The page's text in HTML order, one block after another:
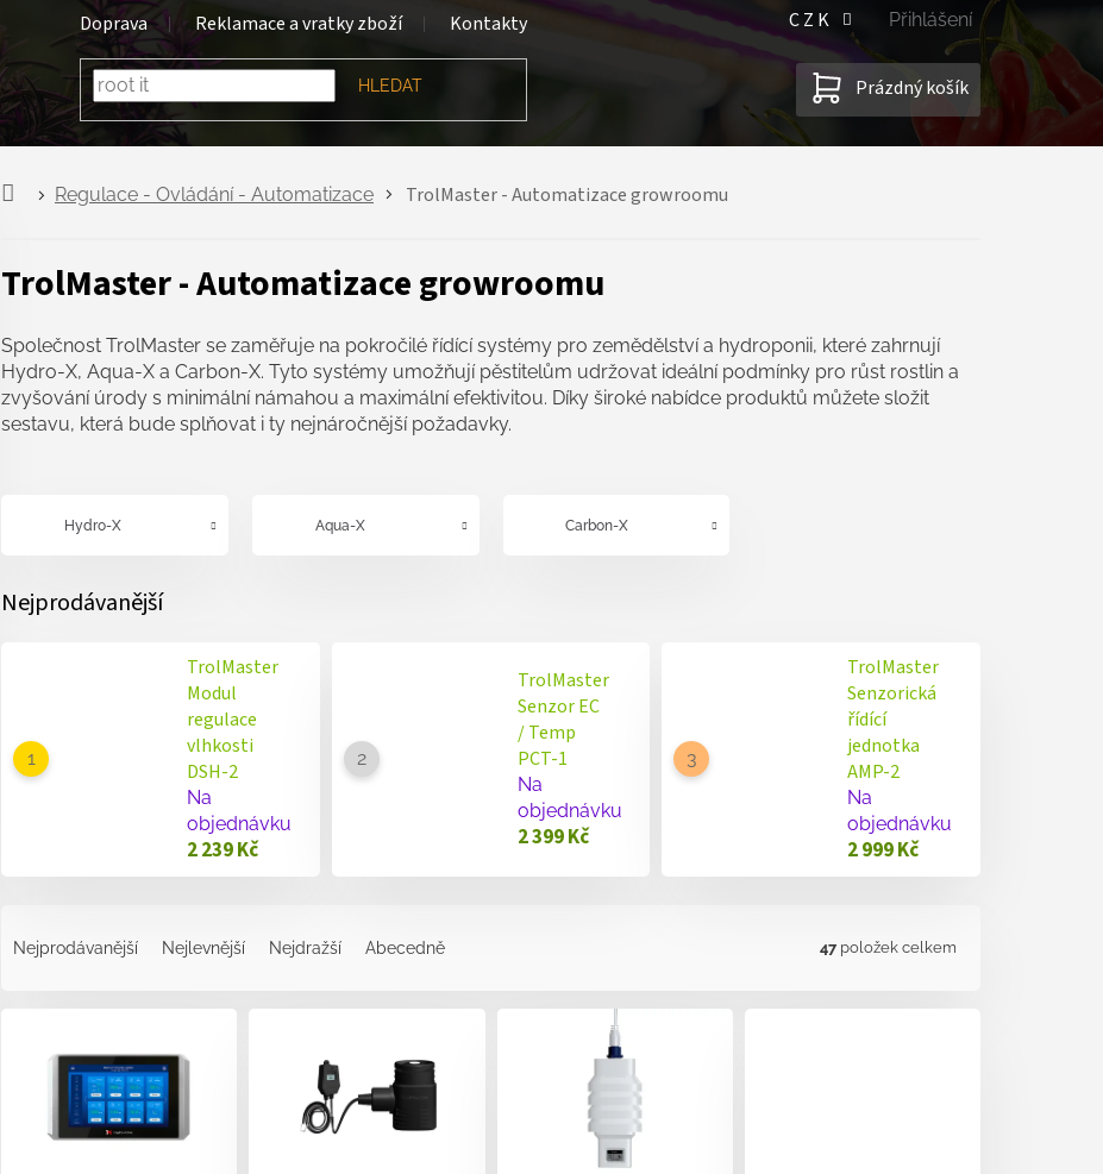
Doprava Reklamace a vratky zboží Kontakty CZK Přihlášení
HLEDAT
NÁKUPNÍ
KOŠÍK
Prázdný košík
Regulace - Ovládání - Automatizace TrolMaster - Automatizace growroomu
TrolMaster - Automatizace growroomu
Společnost TrolMaster se zaměřuje na pokročilé řídící systémy pro zemědělství a hydroponii, které zahrnují
Hydro-X, Aqua-X a Carbon-X. Tyto systémy umožňují pěstitelům udržovat ideální podmínky pro růst rostlin a
zvyšování úrody s minimální námahou a maximální efektivitou. Díky široké nabídce produktů můžete složit
sestavu, která bude splňovat i ty nejnáročnější požadavky.
Hydro-X Aqua-X Carbon-X
Nejprodávanější
TrolMaster
Modul
regulace
vlhkosti
DSH-2
Na
objednávku
2 239 Kč
TrolMaster
Senzor EC
/ Temp
PCT-1
Na
objednávku
2 399 Kč
TrolMaster
Senzorická
řídící
jednotka
AMP-2
Na
objednávku
2 999 Kč
Nejprodávanější Nejlevnější Nejdražší Abecedně 47 položek celkem